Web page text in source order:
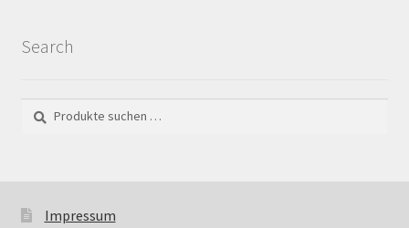
Search
nach:
Impressum